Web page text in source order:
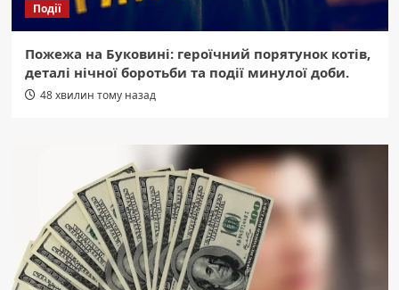
Події
Пожежа на Буковині: героїчний порятунок котів,
деталі нічної боротьби та події минулої доби.
48 хвилин тому назад